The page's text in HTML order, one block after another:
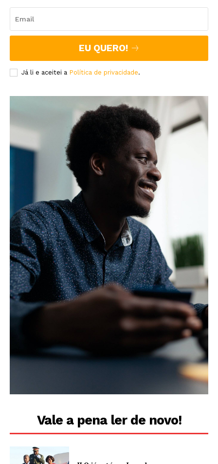
EU QUERO!
Já li e aceitei a Política de privacidade.
Vale a pena ler de novo!